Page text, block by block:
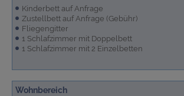
Kinderbett auf Anfrage
Zustellbett auf Anfrage (Gebühr)
Fliegengitter
1 Schlafzimmer mit Doppelbett
1 Schlafzimmer mit 2 Einzelbetten
Wohnbereich